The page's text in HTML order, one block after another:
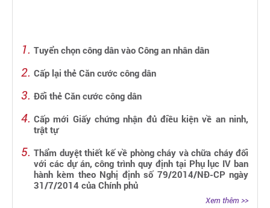
Tuyển chọn công dân vào Công an nhân dân
Cấp lại thẻ Căn cước công dân
Đổi thẻ Căn cước công dân
Cấp mới Giấy chứng nhận đủ điều kiện về an ninh,
trật tự
Thẩm duyệt thiết kế về phòng cháy và chữa cháy đối
với các dự án, công trình quy định tại Phụ lục IV ban
hành kèm theo Nghị định số 79/2014/NĐ-CP ngày
31/7/2014 của Chính phủ
Xem thêm >>